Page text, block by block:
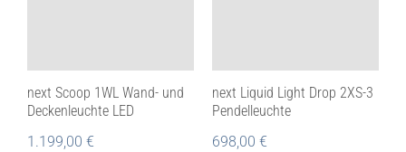
next Scoop 1WL Wand- und
Deckenleuchte LED
1.199,00 €
next Liquid Light Drop 2XS-3
Pendelleuchte
698,00 €